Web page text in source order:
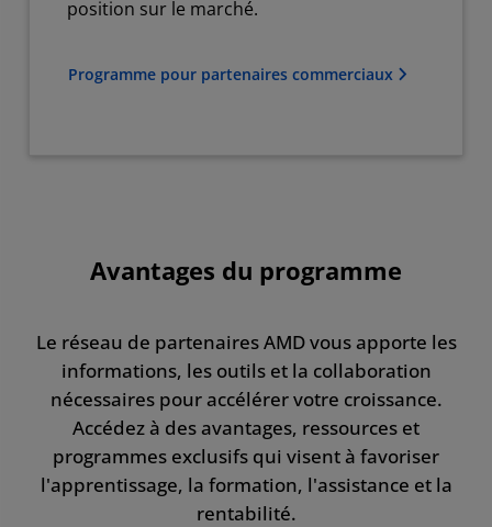
position sur le marché.
Programme pour partenaires commerciaux
Avantages du programme
Le réseau de partenaires AMD vous apporte les
informations, les outils et la collaboration
nécessaires pour accélérer votre croissance.
Accédez à des avantages, ressources et
programmes exclusifs qui visent à favoriser
l'apprentissage, la formation, l'assistance et la
rentabilité.